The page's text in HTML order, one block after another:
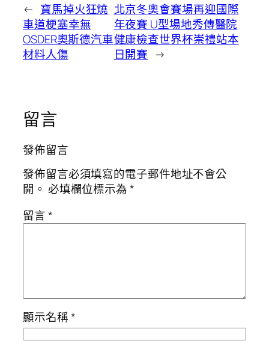
← 寶馬掉火狂燒
車道梗塞幸無
OSDER奧斯德汽車
材料人傷
北京冬奧會賽場再迎國際
年夜賽 U型場地秀傳醫院
健康檢查世界杯崇禮站本
日開賽 →
留言
發佈留言
發佈留言必須填寫的電子郵件地址不會公
開。 必填欄位標示為*
留言*
顯示名稱*